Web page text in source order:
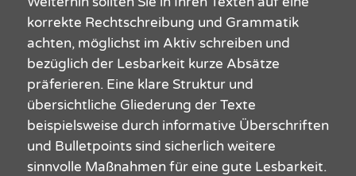
korrekte Rechtschreibung und Grammatik
achten, möglichst im Aktiv schreiben und
bezüglich der Lesbarkeit kurze Absätze
präferieren. Eine klare Struktur und
übersichtliche Gliederung derTexte
beispielsweise durch informative Überschriften
und Bulletpoints sind sicherlich weitere
sinnvolle Maßnahmen für eine gute Lesbarkeit.